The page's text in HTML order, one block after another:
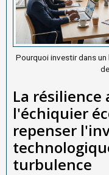
Pourquoi investir dans un
La
l'échiquier
repenser
turbulence